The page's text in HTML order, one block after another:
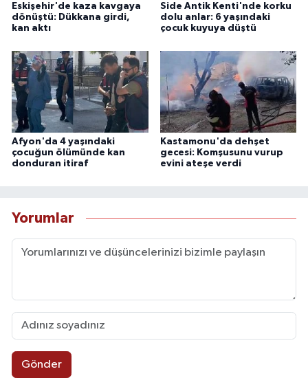
Eskişehir'de kaza kavgaya
dönüştü: Dükkana girdi,
kan aktı
Side Antik Kenti'nde korku
dolu anlar: 6 yaşındaki
çocuk kuyuya düştü
Afyon'da 4 yaşındaki
çocuğun ölümünde kan
donduran itiraf
Kastamonu'da dehşet
gecesi: Komşusunu vurup
evini ateşe verdi
Yorumlar
Gönder